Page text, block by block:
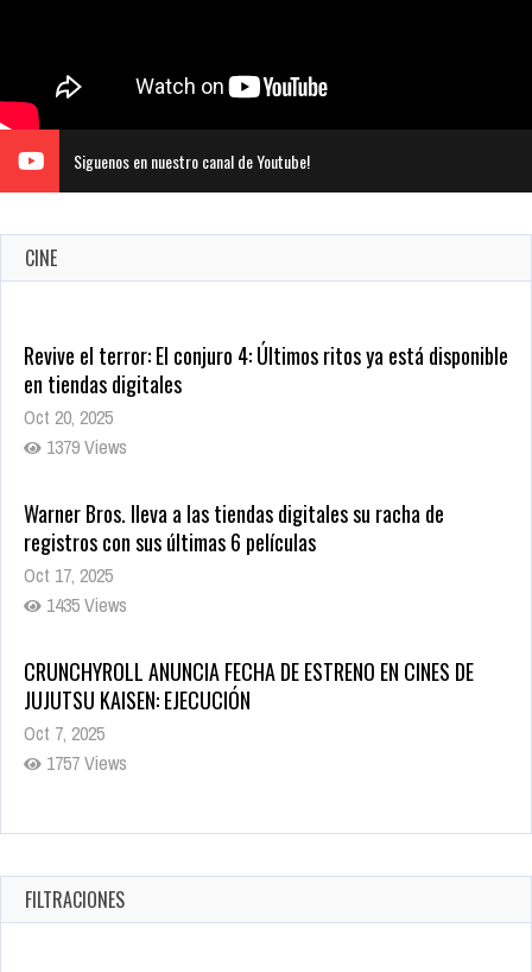
Siguenos en nuestro canal de Youtube!
CINE
Revive el terror: El conjuro 4: Últimos ritos ya está disponible
en tiendas digitales
Oct 20, 2025
1379 Views
Warner Bros. lleva a las tiendas digitales su racha de
registros con sus últimas 6 películas
Oct 17, 2025
1435 Views
CRUNCHYROLL ANUNCIA FECHA DE ESTRENO EN CINES DE
JUJUTSU KAISEN: EJECUCIÓN
Oct 7, 2025
1757 Views
5 Películas de Terror Basadas en la Vida Real que te Helarán
Oct 22, 2025
1337 Views
FILTRACIONES